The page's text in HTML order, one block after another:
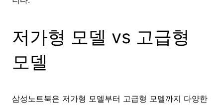
저가형 모델 vs 고급형
모델
삼성노트북은 저가형 모델부터 고급형 모델까지 다양한